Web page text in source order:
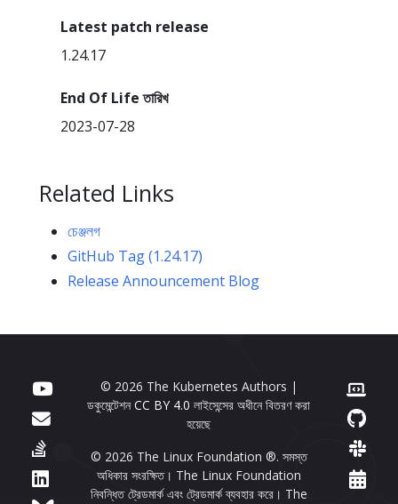
Latest patch release
1.24.17
End Of Life তারিখ
2023-07-28
Related Links
চেঞ্জলগ
GitHub Tag (1.24.17)
Release Announcement Blog
© 2026 The Kubernetes Authors |
ডকুমেন্টেশনCC BY 4.0 লাইসেন্সের অধীনে বিতরণ করা
হয়েছে
© 2026 The Linux Foundation ®. সমস্ত
অধিকার সংরক্ষিত। The Linux Foundation
নিবন্ধিত ট্রেডমার্ক এবং ট্রেডমার্ক ব্যবহার করে। The